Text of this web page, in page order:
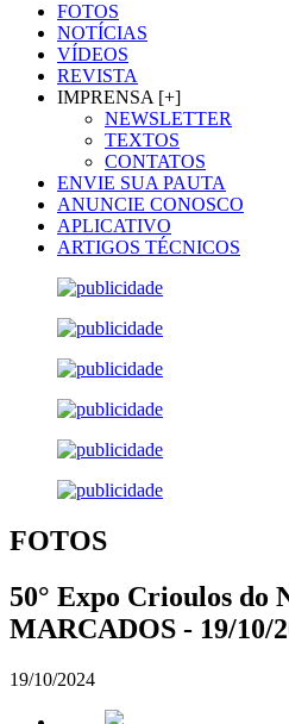
FOTOS
NOTÍCIAS
VÍDEOS
REVISTA
IMPRENSA [+]
NEWSLETTER
TEXTOS
CONTATOS
ENVIE SUA PAUTA
ANUNCIE CONOSCO
APLICATIVO
ARTIGOS TÉCNICOS
FOTOS
50° Expo Crioulos do
MARCADOS - 19/10/
19/10/2024